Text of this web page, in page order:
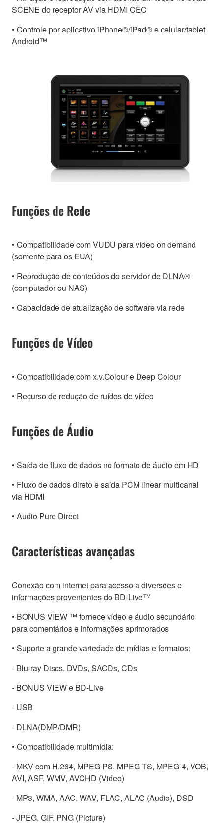
SCENE do receptor AV via HDMI CEC
• Controle por aplicativo iPhone®/iPad® e celular/tablet
Android™
Funções de Rede
• Compatibilidade com VUDU para vídeo on demand
(somente para os EUA)
• Reprodução de conteúdos do servidor de DLNA®
(computador ou NAS)
• Capacidade de atualização de software via rede
Funções de Vídeo
• Compatibilidade com x.v.Colour e Deep Colour
• Recurso de redução de ruídos de vídeo
Funções de Áudio
• Saída de fluxo de dados no formato de áudio em HD
• Fluxo de dados direto e saída PCM linear multicanal
via HDMI
• Audio Pure Direct
Características avançadas
Conexão com internet para acesso a diversões e
informações provenientes do BD-Live™
• BONUS VIEW ™ fornece vídeo e áudio secundário
para comentários e informações aprimorados
• Suporte a grande variedade de mídias e formatos:
- Blu-ray Discs, DVDs, SACDs, CDs
- BONUS VIEW e BD-Live
- USB
- DLNA(DMP/DMR)
• Compatibilidade multimídia:
- MKV com H.264, MPEG PS, MPEG TS, MPEG-4, VOB,
AVI, ASF, WMV, AVCHD (Video)
- MP3, WMA, AAC, WAV, FLAC, ALAC (Audio), DSD
- JPEG, GIF, PNG (Picture)